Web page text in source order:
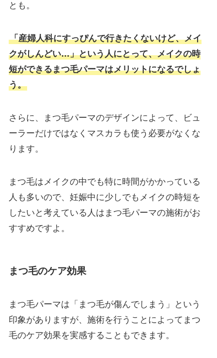
とも。
「産婦人科にすっぴんで行きたくないけど、メイ
クがしんどい…」という人にとって、メイクの時
短ができるまつ毛パーマはメリットになるでしょ
う。
さらに、まつ毛パーマのデザインによって、ビュ
ーラーだけではなくマスカラも使う必要がなくな
ります。
まつ毛はメイクの中でも特に時間がかかっている
人も多いので、妊娠中に少しでもメイクの時短を
したいと考えている人はまつ毛パーマの施術がお
すすめですよ。
まつ毛のケア効果
まつ毛パーマは「まつ毛が傷んでしまう」という
印象がありますが、施術を行うことによってまつ
毛のケア効果を実感することもできます。